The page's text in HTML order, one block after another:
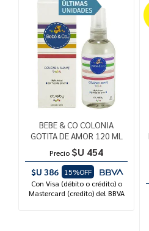
BEBE & CO COLONIA
GOTITA DE AMOR 120 ML
Precio $U 454
$U 386
15%OFF
Con Visa (débito o crédito) o
Mastercard (credito) del BBVA